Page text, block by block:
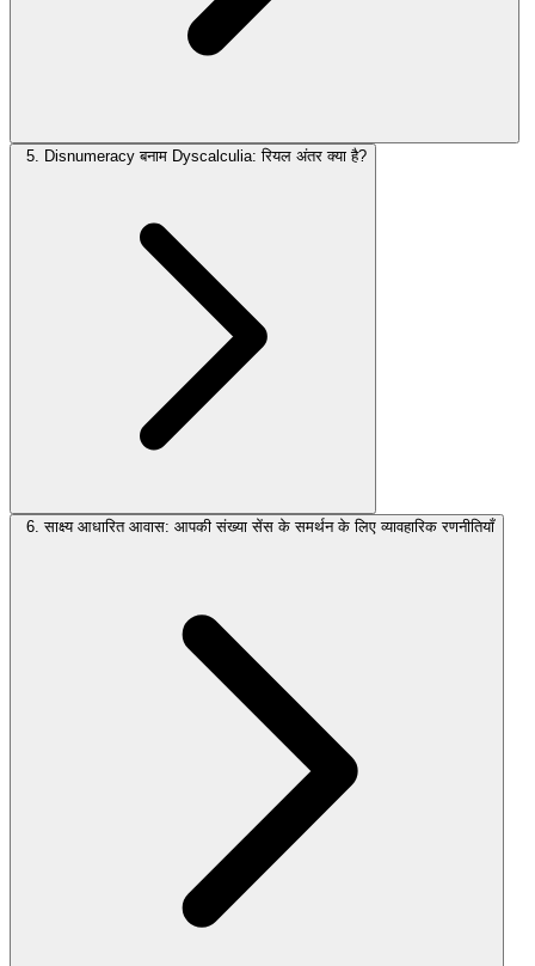
5. Disnumeracy बनाम Dyscalculia: रियल अंतर क्या है?
6. साक्ष्य आधारित आवास: आपकी संख्या सेंस के समर्थन के लिए व्यावहारिक रणनीतियाँ